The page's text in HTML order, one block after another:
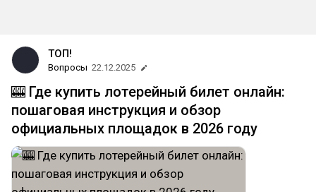
ТОП!
Вопросы 22.12.2025
🎰 Где купить лотерейный билет онлайн:
пошаговая инструкция и обзор
официальных площадок в 2026 году